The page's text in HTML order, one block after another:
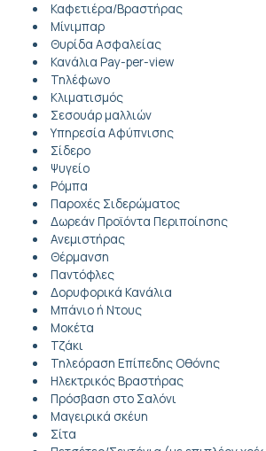
Καφετιέρα/Βραστήρας
Μίνιμπαρ
Θυρίδα Ασφαλείας
Κανάλια Pay-per-view
Τηλέφωνο
Κλιματισμός
Σεσουάρ μαλλιών
Υπηρεσία Αφύπνισης
Σίδερο
Ψυγείο
Ρόμπα
Παροχές Σιδερώματος
Δωρεάν Προϊόντα Περιποίησης
Ανεμιστήρας
Θέρμανση
Παντόφλες
Δορυφορικά Κανάλια
Μπάνιο ή Ντους
Μοκέτα
Τζάκι
Τηλεόραση Επίπεδης Οθόνης
Ηλεκτρικός Βραστήρας
Πρόσβαση στο Σαλόνι
Μαγειρικά σκέυη
Σίτα